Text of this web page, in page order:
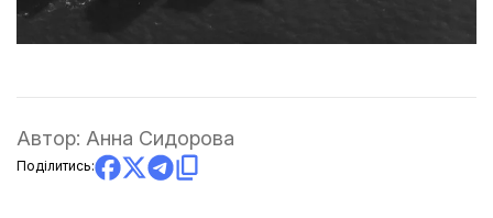
Автор: Анна Сидорова
Поділитись: